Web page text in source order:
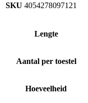
SKU 4054278097121
Lengte
Aantal per toestel
Hoeveelheid